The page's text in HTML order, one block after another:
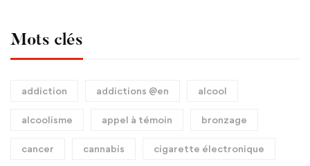
Mots clés
addiction addictions @en alcool
alcoolisme appel à témoin bronzage
cancer cannabis cigarette électronique